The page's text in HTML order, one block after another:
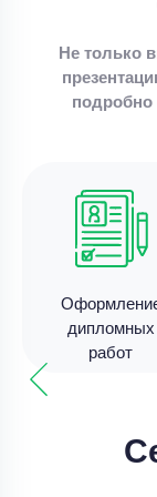
Не только
подробно
дипломных
работ
Цена4000 ₽
11 минут назад
Дипломная
рыночная
Уникальность
работа по
Уникальность